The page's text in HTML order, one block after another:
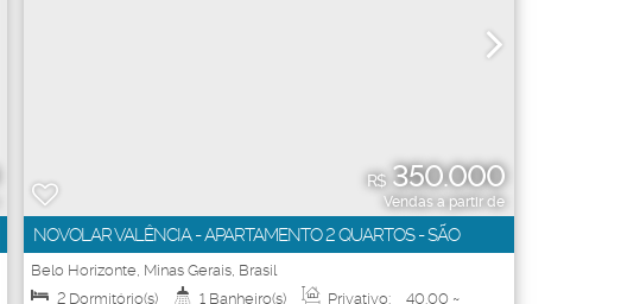
R$350.000
Vendas a partir de
NOVOLAR VALÊNCIA - APARTAMENTO 2 QUARTOS - SÃO
GABRIEL
Belo Horizonte, Minas Gerais, Brasil
2 Dormitório(s) 1 Banheiro(s) Privativo: 40.00 ~